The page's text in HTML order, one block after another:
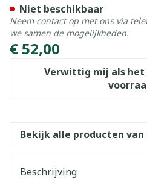
€ 52,00
Verwittig mij als
Niet beschikbaar
Neem contact op met ons via
we samen de mogelijkheden.
Bekijk alle producten van
Beschrijving